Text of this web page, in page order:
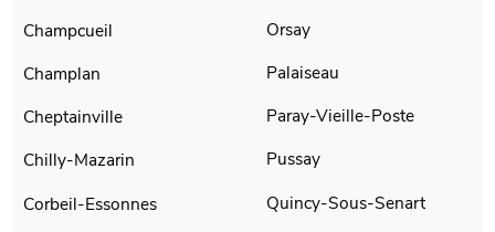
Champcueil
Champlan
Cheptainville
Chilly-Mazarin
Corbeil-Essonnes
Orsay
Palaiseau
Paray-Vieille-Poste
Pussay
Quincy-Sous-Senart